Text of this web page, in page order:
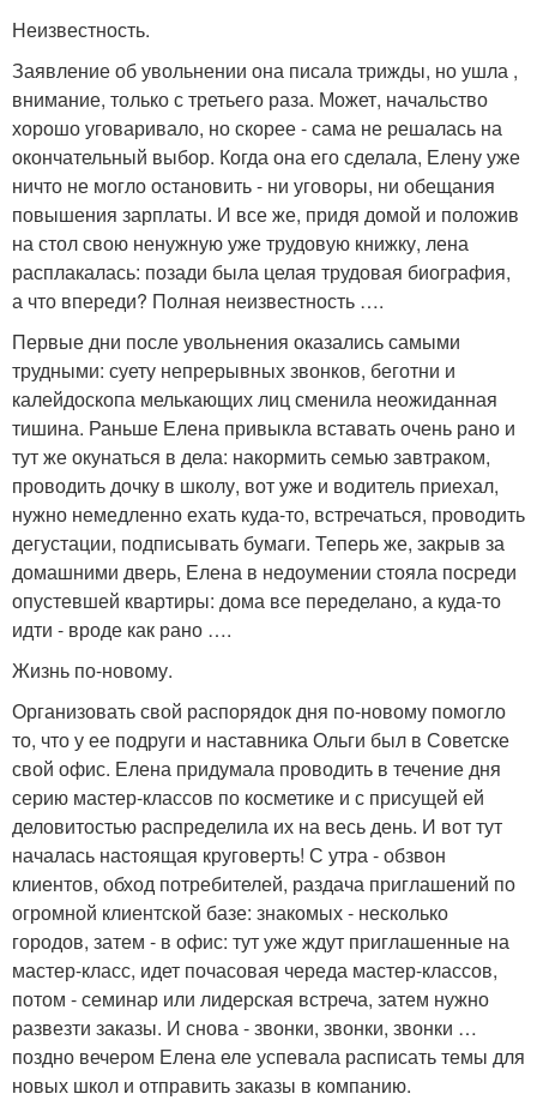
Неизвестность.
Заявление об увольнении она писала трижды, но ушла ,
внимание, только с третьего раза. Может, начальство
хорошо уговаривало, но скорее - сама не решалась на
окончательный выбор. Когда она его сделала, Елену уже
ничто не могло остановить - ни уговоры, ни обещания
повышения зарплаты. И все же, придя домой и положив
на стол свою ненужную уже трудовую книжку, лена
расплакалась: позади была целая трудовая биография,
а что впереди? Полная неизвестность ….
Первые дни после увольнения оказались самыми
трудными: суету непрерывных звонков, беготни и
калейдоскопа мелькающих лиц сменила неожиданная
тишина. Раньше Елена привыкла вставать очень рано и
тут же окунаться в дела: накормить семью завтраком,
проводить дочку в школу, вот уже и водитель приехал,
нужно немедленно ехать куда-то, встречаться, проводить
дегустации, подписывать бумаги. Теперь же, закрыв за
домашними дверь, Елена в недоумении стояла посреди
опустевшей квартиры: дома все переделано, а куда-то
идти - вроде как рано ….
Жизнь по-новому.
Организовать свой распорядок дня по-новому помогло
то, что у ее подруги и наставника Ольги был в Советске
свой офис. Елена придумала проводить в течение дня
серию мастер-классов по косметике и с присущей ей
деловитостью распределила их на весь день. И вот тут
началась настоящая круговерть! С утра - обзвон
клиентов, обход потребителей, раздача приглашений по
огромной клиентской базе: знакомых - несколько
городов, затем - в офис: тут уже ждут приглашенные на
мастер-класс, идет почасовая череда мастер-классов,
потом - семинар или лидерская встреча, затем нужно
развезти заказы. И снова - звонки, звонки, звонки …
поздно вечером Елена еле успевала расписать темы для
новых школ и отправить заказы в компанию.